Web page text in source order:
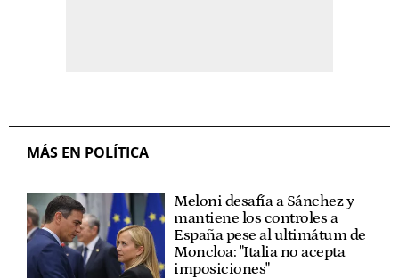
MÁS EN POLÍTICA
Meloni desafía a Sánchez y
mantiene los controles a
España pese al ultimátum de
Moncloa: "Italia no acepta
imposiciones"